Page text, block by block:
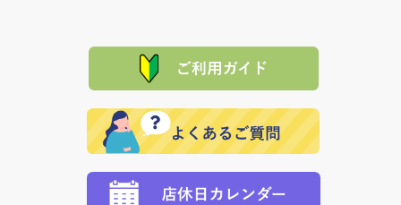
れの生産メーカーからお客様の元へ直送いたしますの
で、 それぞれ個別に送料が必要になります。
品代金を返金いたします。）
その際は誠に申し訳ありませんが、当協会までご注文
願いいたします。
た場合、お客様からの ご入金を確認した後で、商品を
※「クレジットカード」「PayPay」「楽天ペイ」を指
定された場合は、準備出来次第の便にてお送りいたし
ます。 （到着日指定をされている場合は、ご指定の日
程に合わせてお届けいたします。）